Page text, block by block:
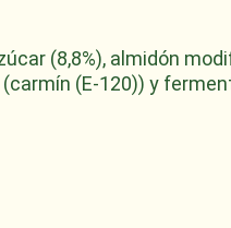
(8,8%), almidón
(E-120)) y